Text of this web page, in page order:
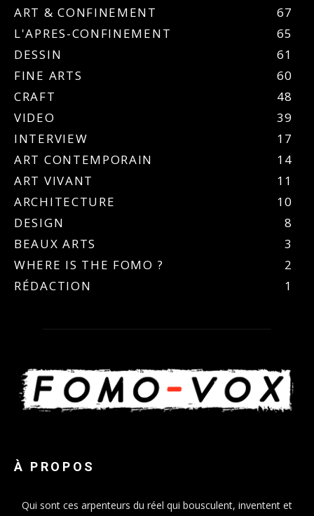
ART & CONFINEMENT
67
L'APRES-CONFINEMENT
65
DESSIN
61
FINE ARTS
60
CRAFT
48
VIDEO
39
INTERVIEW
17
ART CONTEMPORAIN
14
ART VIVANT
11
ARCHITECTURE
10
DESIGN
8
BEAUX ARTS
3
WHERE IS THE FOMO ?
2
RÉDACTION
1
À PROPOS
Qui sont ces arpenteurs du réel qui bousculent, inventent et